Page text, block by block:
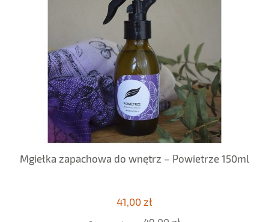
Mgiełka zapachowa do wnętrz – Powietrze 150ml
41,00 zł